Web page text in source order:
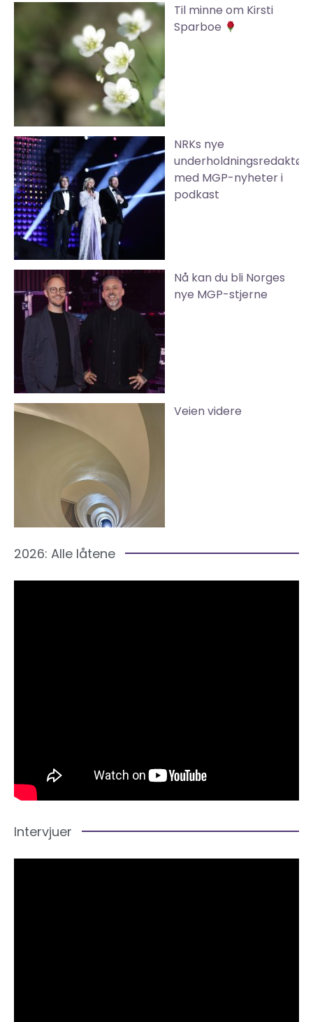
Til minne om Kirsti
Sparboe
NRKs nye
underholdningsredaktør
med MGP-nyheter i
podkast
Nå kan du bli Norges
nye MGP-stjerne
Veien videre
2026: Alle låtene
Intervjuer